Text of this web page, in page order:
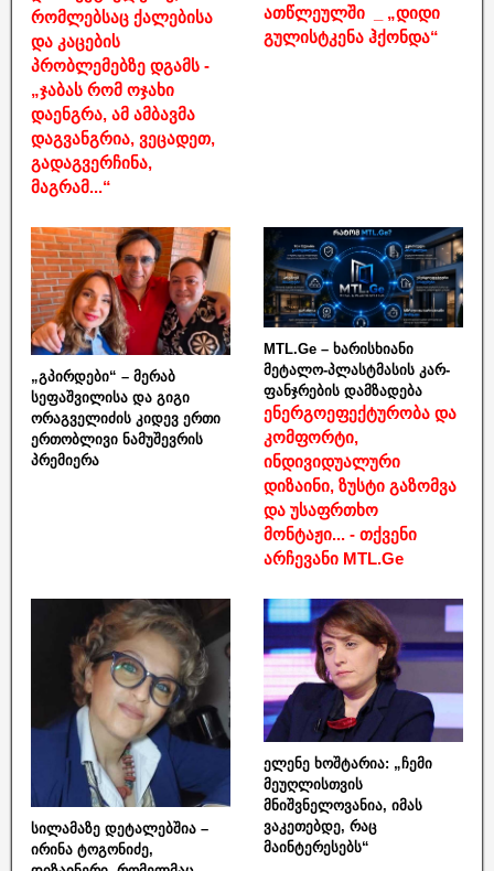
რომლებსაც ქალებისა
და კაცების
პრობლემებზე დგამს -
„ჯაბას რომ ოჯახი
დაენგრა, ამ ამბავმა
დაგვანგრია, ვეცადეთ,
გადაგვერჩინა,
მაგრამ...“
ათწლეულში _ „დიდი
გულისტკენა ჰქონდა“
„გპირდები“ – მერაბ
სეფაშვილისა და გიგი
ორაგველიძის კიდევ ერთი
ერთობლივი ნამუშევრის
პრემიერა
MTL.Ge – ხარისხიანი
მეტალო-პლასტმასის კარ-
ფანჯრების დამზადება
ენერგოეფექტურობა და
კომფორტი,
ინდივიდუალური
დიზაინი, ზუსტი გაზომვა
და უსაფრთხო
მონტაჟი... - თქვენი
არჩევანი MTL.Ge
სილამაზე დეტალებშია –
ირინა ტოგონიძე,
ელენე ხოშტარია: „ჩემი
მეუღლისთვის
მნიშვნელოვანია, იმას
ვაკეთებდე, რაც
მაინტერესებს“